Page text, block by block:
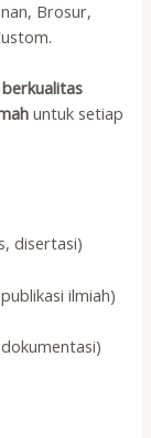
Brosur,
untuk setiap
disertasi)
ilmiah)